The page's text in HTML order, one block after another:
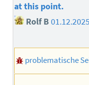
at this point.
Rolf B
problematische